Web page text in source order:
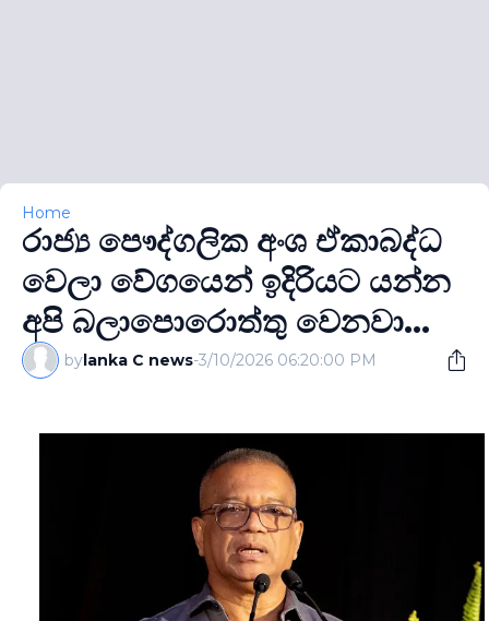
Home
රාජ්‍ය පෞද්ගලික අංශ ඒකාබද්ධ
වෙලා වේගයෙන් ඉදිරියට යන්න
අපි බලාපොරොත්තු වෙනවා...
bylanka C news-3/10/2026 06:20:00 PM